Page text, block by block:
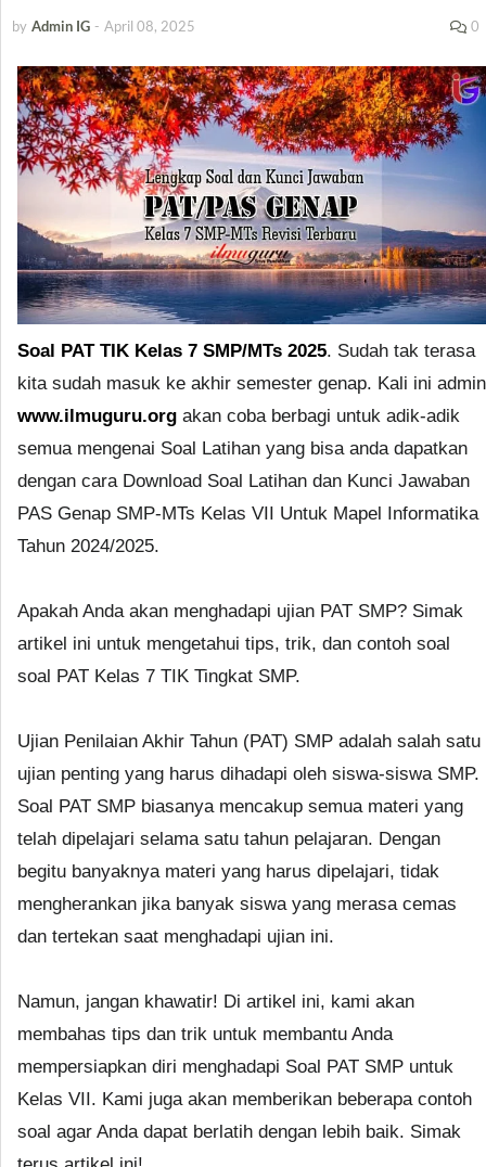
by Admin IG - April 08, 2025 0
Soal PAT TIK Kelas 7 SMP/MTs 2025. Sudah tak terasa
kita sudah masuk ke akhir semester genap. Kali ini admin
www.ilmuguru.org akan coba berbagi untuk adik-adik
semua mengenai Soal Latihan yang bisa anda dapatkan
dengan cara Download Soal Latihan dan Kunci Jawaban
PAS Genap SMP-MTs Kelas VII Untuk Mapel Informatika
Tahun 2024/2025.
Apakah Anda akan menghadapi ujian PAT SMP? Simak
artikel ini untuk mengetahui tips, trik, dan contoh soal
soal PAT Kelas 7 TIK Tingkat SMP.
Ujian Penilaian Akhir Tahun (PAT) SMP adalah salah satu
ujian penting yang harus dihadapi oleh siswa-siswa SMP.
Soal PAT SMP biasanya mencakup semua materi yang
telah dipelajari selama satu tahun pelajaran. Dengan
begitu banyaknya materi yang harus dipelajari, tidak
mengherankan jika banyak siswa yang merasa cemas
dan tertekan saat menghadapi ujian ini.
Namun, jangan khawatir! Di artikel ini, kami akan
membahas tips dan trik untuk membantu Anda
mempersiapkan diri menghadapi Soal PAT SMP untuk
Kelas VII. Kami juga akan memberikan beberapa contoh
soal agar Anda dapat berlatih dengan lebih baik. Simak